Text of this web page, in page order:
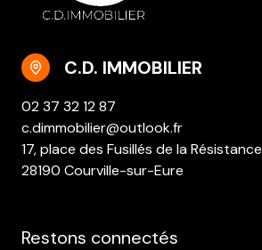
C.D. IMMOBILIER
02 37 32 12 87
c.dimmobilier@outlook.fr
17, place des Fusillés de la Résistance
28190 Courville-sur-Eure
Restons connectés